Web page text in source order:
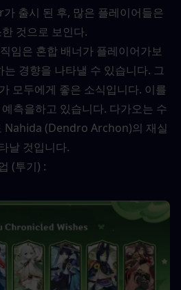
출시 된 후, 많은 플레이어들은
것으로 보인다.
임은 혼합 배너가 플레이어가보
경향을 나타낼 수 있습니다. 그
모두에게 좋은 소식입니다. 이를
측을하고 있습니다. 다가오는 수
Nahida (Dendro Archon)의 재실
날 것입니다.
(투기) :